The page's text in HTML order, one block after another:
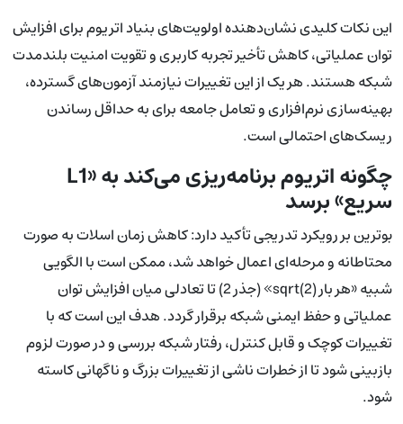
این نکات کلیدی نشان‌دهنده اولویت‌های بنیاد اتریوم برای افزایش
توان عملیاتی، کاهش تأخیر تجربه کاربری و تقویت امنیت بلندمدت
شبکه هستند. هر یک از این تغییرات نیازمند آزمون‌های گسترده،
بهینه‌سازی نرم‌افزاری و تعامل جامعه برای به حداقل رساندن
ریسک‌های احتمالی است.
چگونه اتریوم برنامه‌ریزی می‌کند به «L1
سریع» برسد
بوترین بر رویکرد تدریجی تأکید دارد: کاهش زمان اسلات به صورت
محتاطانه و مرحله‌ای اعمال خواهد شد، ممکن است با الگویی
شبیه «هر بار sqrt(2)» (جذر 2) تا تعادلی میان افزایش توان
عملیاتی و حفظ ایمنی شبکه برقرار گردد. هدف این است که با
تغییرات کوچک و قابل کنترل، رفتار شبکه بررسی و در صورت لزوم
بازبینی شود تا از خطرات ناشی از تغییرات بزرگ و ناگهانی کاسته
شود.